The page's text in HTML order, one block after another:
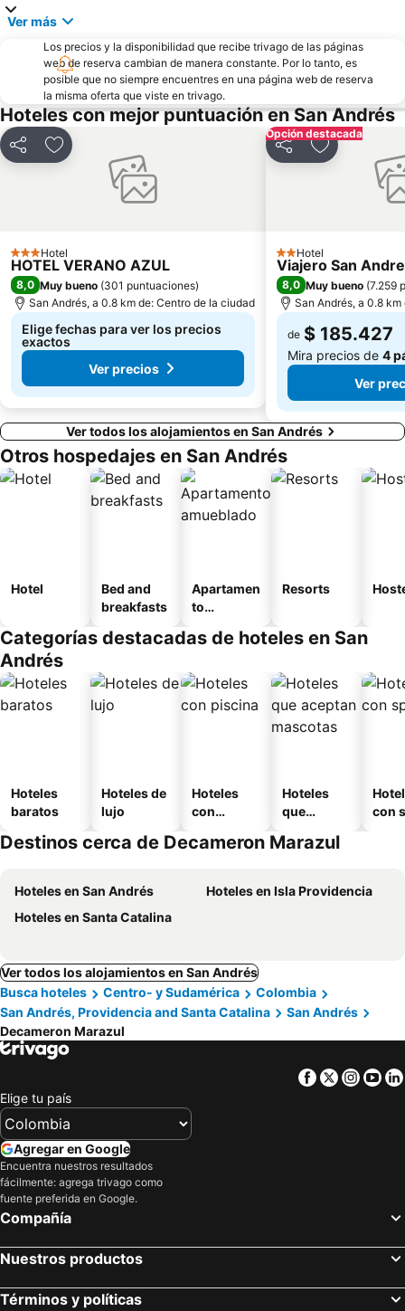
Ver más
Los precios y la disponibilidad que recibe trivago de las páginas
web de reserva cambian de manera constante. Por lo tanto, es
posible que no siempre encuentres en una página web de reserva
la misma oferta que viste en trivago.
Hoteles con mejor puntuación en San Andrés
CompartirAgregar a favoritos
3 Estrellas
Hotel
HOTEL VERANO AZUL
8,0 Muy bueno (301 puntuaciones)
San Andrés, a 0.8 km de: Centro de la ciudad
Elige fechas para ver los precios
exactos
Ver precios
Opción destacada
CompartirAgregar a
2 Estrellas
Hotel
Viajero San
8,0 Muy bueno (7.259
San Andrés, a 0.8
de $ 185.427
Mira precios de 4
Ver
Ver todos los alojamientos en San Andrés
Otros hospedajes en San Andrés
Hotel
Bed and
breakfasts
Apartamen
to
o
Resorts
Categorías destacadas de hoteles en San
Andrés
Hoteles
baratos
Hoteles de
lujo
Hoteles
con
Hoteles
que
mascotas
con
Destinos cerca de Decameron Marazul
Hoteles en San Andrés
Hoteles en Isla Providencia
Hoteles en Santa Catalina
Ver todos los alojamientos en San Andrés
Busca hoteles
Centro- y Sudamérica
Colombia
San Andrés, Providencia and Santa Catalina
San Andrés
Decameron Marazul
Facebook
Twitter
Elige tu país
Agregar en Google
Encuentra nuestros resultados
fácilmente: agrega trivago como
fuente preferida en Google.
Compañía
Nuestros productos
Términos y políticas